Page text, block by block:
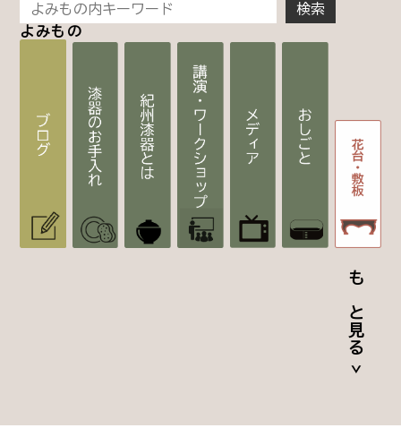
よみもの
もっと見る >